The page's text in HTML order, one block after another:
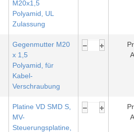
M20x1,5
Polyamid, UL
Zulassung
Gegenmutter M20
x 1,5
Polyamid, für
Kabel-
Verschraubung
Platine VD SMD S,
MV-
Steuerungsplatine,